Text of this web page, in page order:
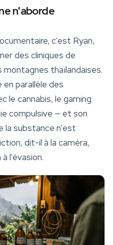
n'aborde
c'est Ryan,
des cliniques de
thaïlandaises.
en parallèle des
le cannabis, le gaming
compulsive — et son
la substance n'est
dit-il à la caméra,
l'évasion.